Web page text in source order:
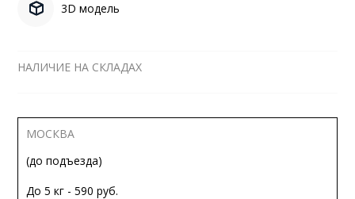
3D модель
НАЛИЧИЕ НА СКЛАДАХ
МОСКВА
(до подъезда)
До 5 кг - 590 руб.